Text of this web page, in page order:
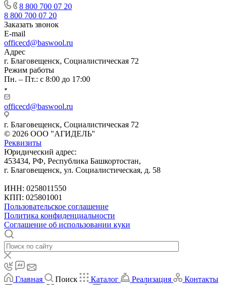
8 800 700 07 20
8 800 700 07 20
Заказать звонок
E-mail
officecd@baswool.ru
Адрес
г. Благовещенск, Социалистическая 72
Режим работы
Пн. – Пт.: с 8:00 до 17:00
officecd@baswool.ru
г. Благовещенск, Социалистическая 72
© 2026 ООО "АГИДЕЛЬ"
Реквизиты
Юридический адрес:
453434, РФ, Республика Башкортостан,
г. Благовещенск, ул. Социалистическая, д. 58
ИНН: 0258011550
КПП: 025801001
Пользовательское соглашение
Политика конфиденциальности
Соглашение об использовании куки
Главная Поиск Каталог Реализация Контакты